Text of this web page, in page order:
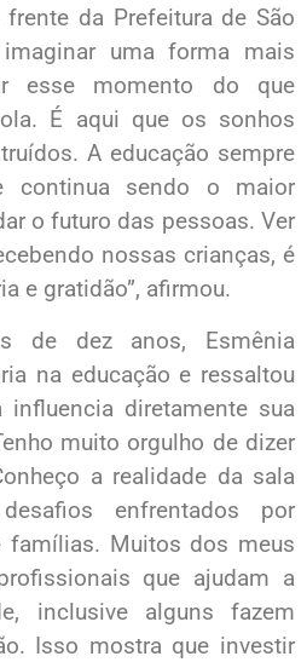
da Prefeitura de São
uma forma mais
esse momento do que
É aqui que os sonhos
A educação sempre
continua sendo o maior
o futuro das pessoas. Ver
nossas crianças, é
e gratidão”, afirmou.
de dez anos, Esmênia
na educação e ressaltou
influencia diretamente sua
muito orgulho de dizer
a realidade da sala
enfrentados por
famílias. Muitos dos meus
que ajudam a
inclusive alguns fazem
Isso mostra que investir